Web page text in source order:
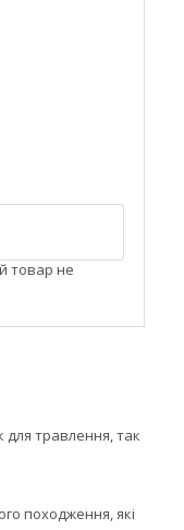
товар не
травлення, так
походження, які